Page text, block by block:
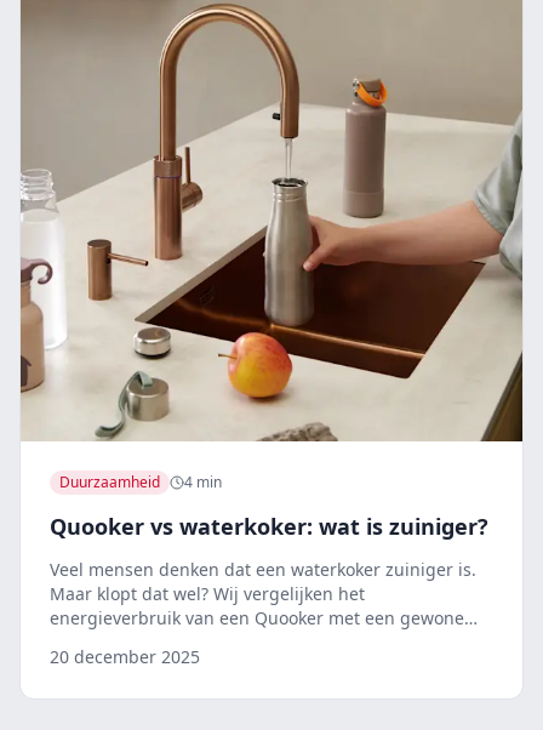
Duurzaamheid 4 min
Quooker vs waterkoker: wat is zuiniger?
Veel mensen denken dat een waterkoker zuiniger is.
Maar klopt dat wel? Wij vergelijken het
energieverbruik van een Quooker met een gewone
20 december 2025